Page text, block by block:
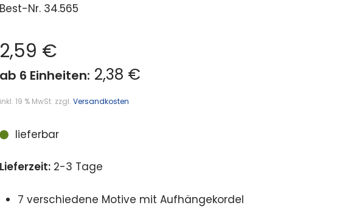
Best-Nr. 34.565
2,59 €
ab 6 Einheiten: 2,38 €
inkl. 19 % MwSt. zzgl.Versandkosten
lieferbar
Lieferzeit: 2-3 Tage
7 verschiedene Motive mit Aufhängekordel